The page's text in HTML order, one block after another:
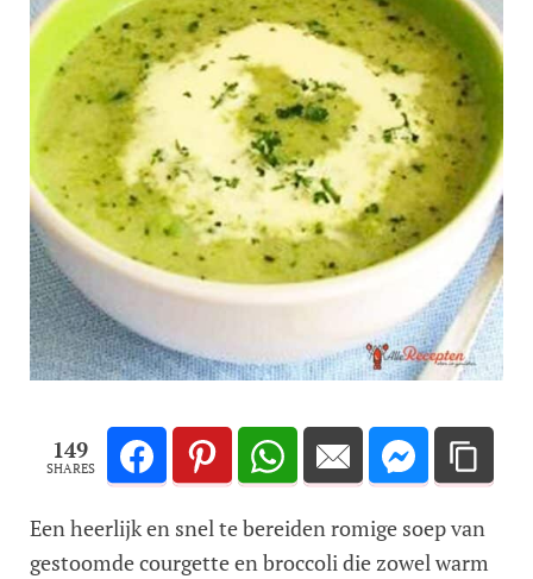
149
SHARES
Een heerlijk en snel te bereiden romige soep van
gestoomde courgette en broccoli die zowel warm